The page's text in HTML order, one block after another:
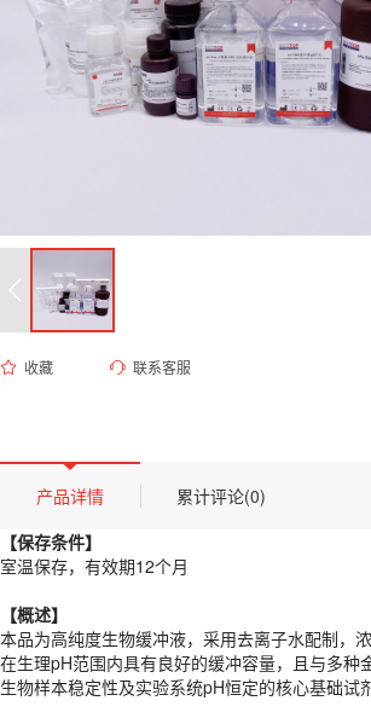
收藏 联系客服
产品描述
【保存条件】
室温保存，有效期12个月
【概述】
【使用方法】
1. 使用前请将试剂瓶置于室温下平衡，并进行充
2. 根据具体实验方案，将本品按照预定比例与去
3. 若实验涉及对核酸敏感的操作，请使用无菌移
产品详情
累计评论(0)
【保存条件】
室温保存，有效期12个月
【概述】
本品为高纯度生物缓冲液，采用去离子水配制，
在生理pH范围内具有良好的缓冲容量，且与多
生物样本稳定性及实验系统pH恒定的核心基础试剂